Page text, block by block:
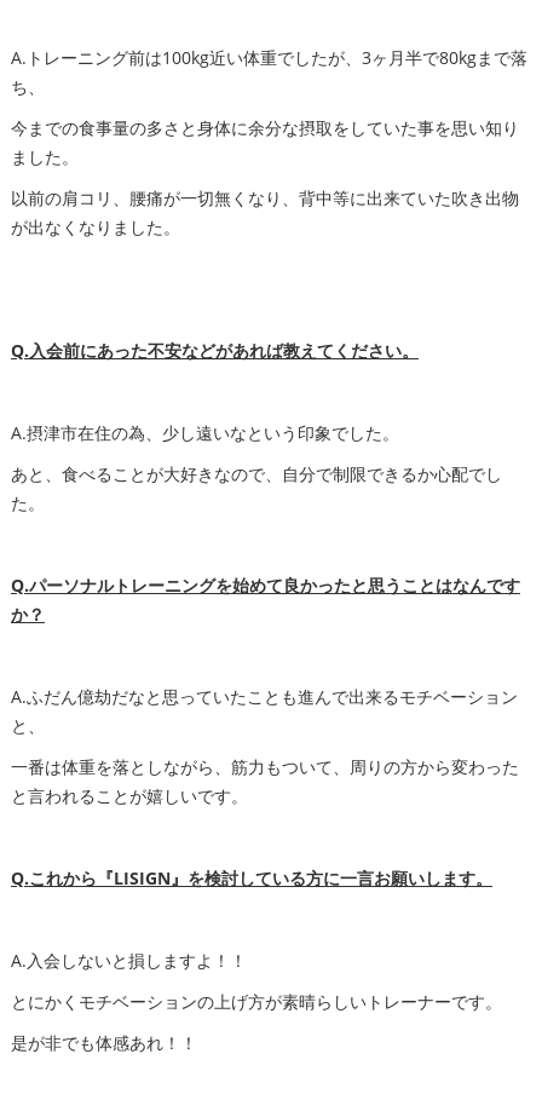
A.トレーニング前は100kg近い体重でしたが、3ヶ月半で80kgまで落
ち、
今までの食事量の多さと身体に余分な摂取をしていた事を思い知り
ました。
以前の肩コリ、腰痛が一切無くなり、背中等に出来ていた吹き出物
が出なくなりました。
Q.入会前にあった不安などがあれば教えてください。
A.摂津市在住の為、少し遠いなという印象でした。
あと、食べることが大好きなので、自分で制限できるか心配でし
た。
Q.パーソナルトレーニングを始めて良かったと思うことはなんです
か？
A.ふだん億劫だなと思っていたことも進んで出来るモチベーション
と、
一番は体重を落としながら、筋力もついて、周りの方から変わった
と言われることが嬉しいです。
Q.これから『LISIGN』を検討している方に一言お願いします。
A.入会しないと損しますよ！！
とにかくモチベーションの上げ方が素晴らしいトレーナーです。
是が非でも体感あれ！！